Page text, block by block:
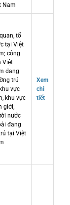
Nam
tổ
tại Việt
công
Việt
đang
trú
vực
khu vực
giới;
nước
đang
tại Việt
Xem
chi
tiết